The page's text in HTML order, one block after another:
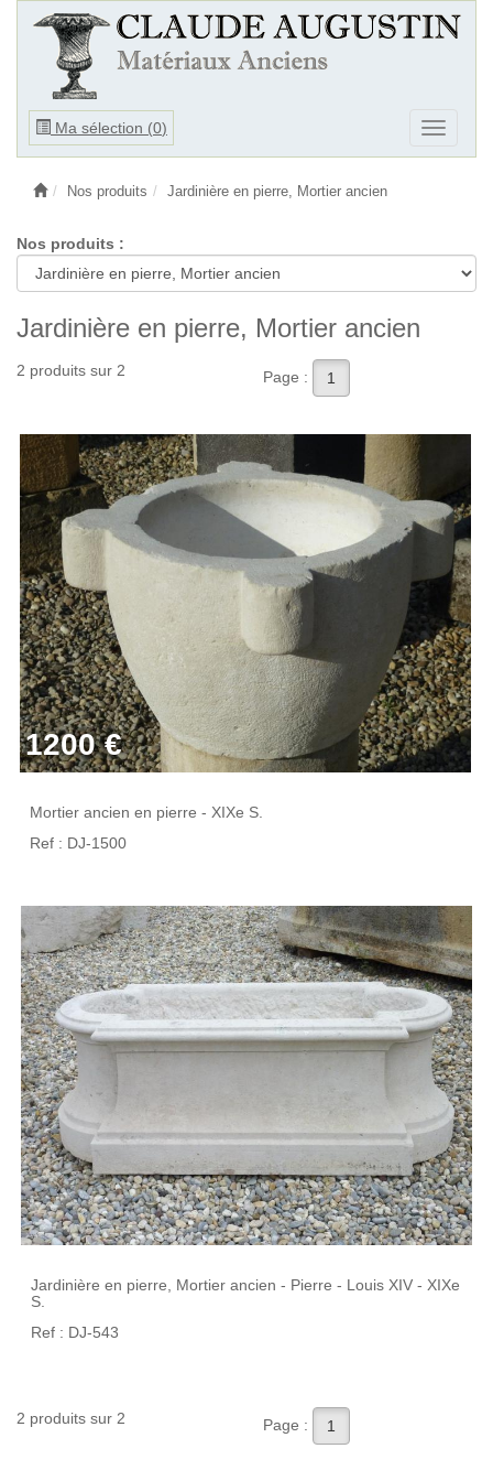
Ma sélection (0)
Ouvrir
Ouvrir
le
Nos produits Jardinière en pierre, Mortier ancien
Nos produits :
Jardinière en pierre, Mortier ancien
2 produits sur 2 Page : 1
1200 €
Mortier ancien en pierre - XIXe S.
Ref : DJ-1500
Jardinière en pierre, Mortier ancien - Pierre - Louis XIV - XIXe
S.
Ref : DJ-543
2 produits sur 2 Page : 1